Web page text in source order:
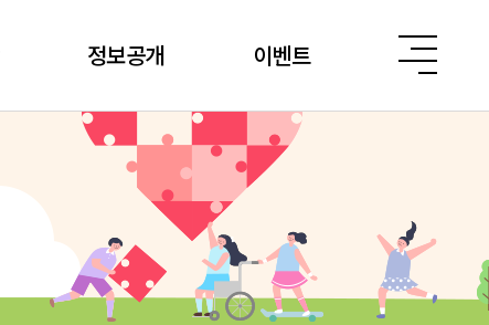
정보공개 이벤트